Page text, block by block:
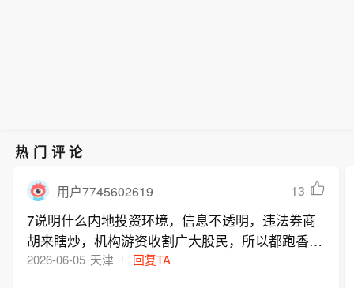
热门评论
用户7745602619 13
7说明什么内地投资环境，信息不透明，违法券商
胡来瞎炒，机构游资收割广大股民，所以都跑香港
去了，看每股从不上几元财成千元，几百元股应缩
2026-06-05 天津 回复TA